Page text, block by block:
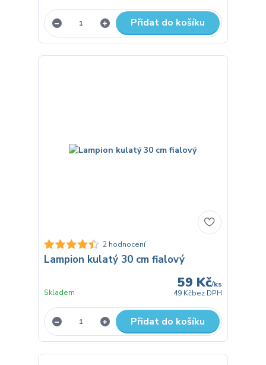
Přidat do košíku
2 hodnocení
Lampion kulatý 30 cm fialový
59 Kč/ks
49 Kčbez DPH
Skladem
Přidat do košíku